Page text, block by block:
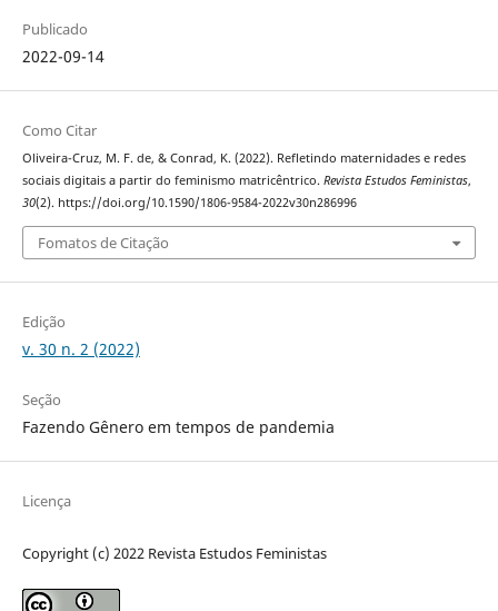
Publicado
2022-09-14
Como Citar
Oliveira-Cruz, M. F. de, & Conrad, K. (2022). Refletindo maternidades e redes
sociais digitais a partir do feminismo matricêntrico. Revista Estudos Feministas,
30(2). https://doi.org/10.1590/1806-9584-2022v30n286996
Fomatos de Citação
Edição
v. 30 n. 2 (2022)
Seção
Fazendo Gênero em tempos de pandemia
Licença
Copyright (c) 2022 Revista Estudos Feministas